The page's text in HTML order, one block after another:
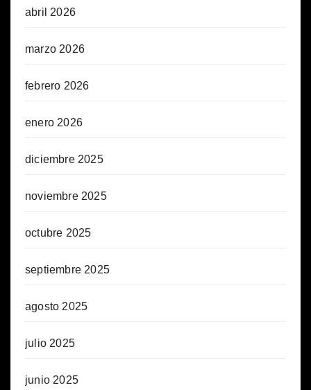
abril 2026
marzo 2026
febrero 2026
enero 2026
diciembre 2025
noviembre 2025
octubre 2025
septiembre 2025
agosto 2025
julio 2025
junio 2025